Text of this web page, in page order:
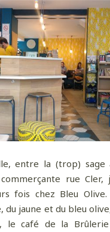
entre la (trop) sage
rue Cler,
fois chez Bleu
du jaune et du bleu
le café de la Brûlerie